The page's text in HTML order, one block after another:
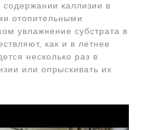
содержании каллизии в
отопительными
увлажнение субстрата в
как и в летнее
несколько раз в
или опрыскивать их